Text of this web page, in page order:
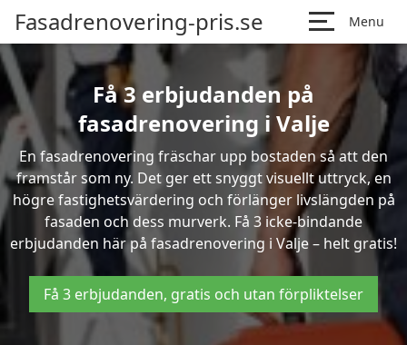
Fasadrenovering-pris.se Menu
Få 3 erbjudanden på
fasadrenovering i Valje
En fasadrenovering fräschar upp bostaden så att den
framstår som ny. Det ger ett snyggt visuellt uttryck, en
högre fastighetsvärdering och förlänger livslängden på
fasaden och dess murverk. Få 3 icke-bindande
erbjudanden här på fasadrenovering i Valje – helt gratis!
Få 3 erbjudanden, gratis och utan förpliktelser